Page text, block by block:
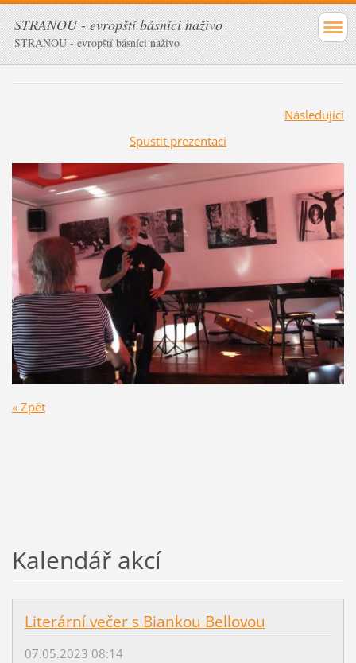
STRANOU - evropští básníci naživo
STRANOU - evropští básníci naživo
Následující
Spustit prezentaci
« Zpět
Kalendář akcí
Literární večer s Biankou Bellovou
07.05.2023 08:14